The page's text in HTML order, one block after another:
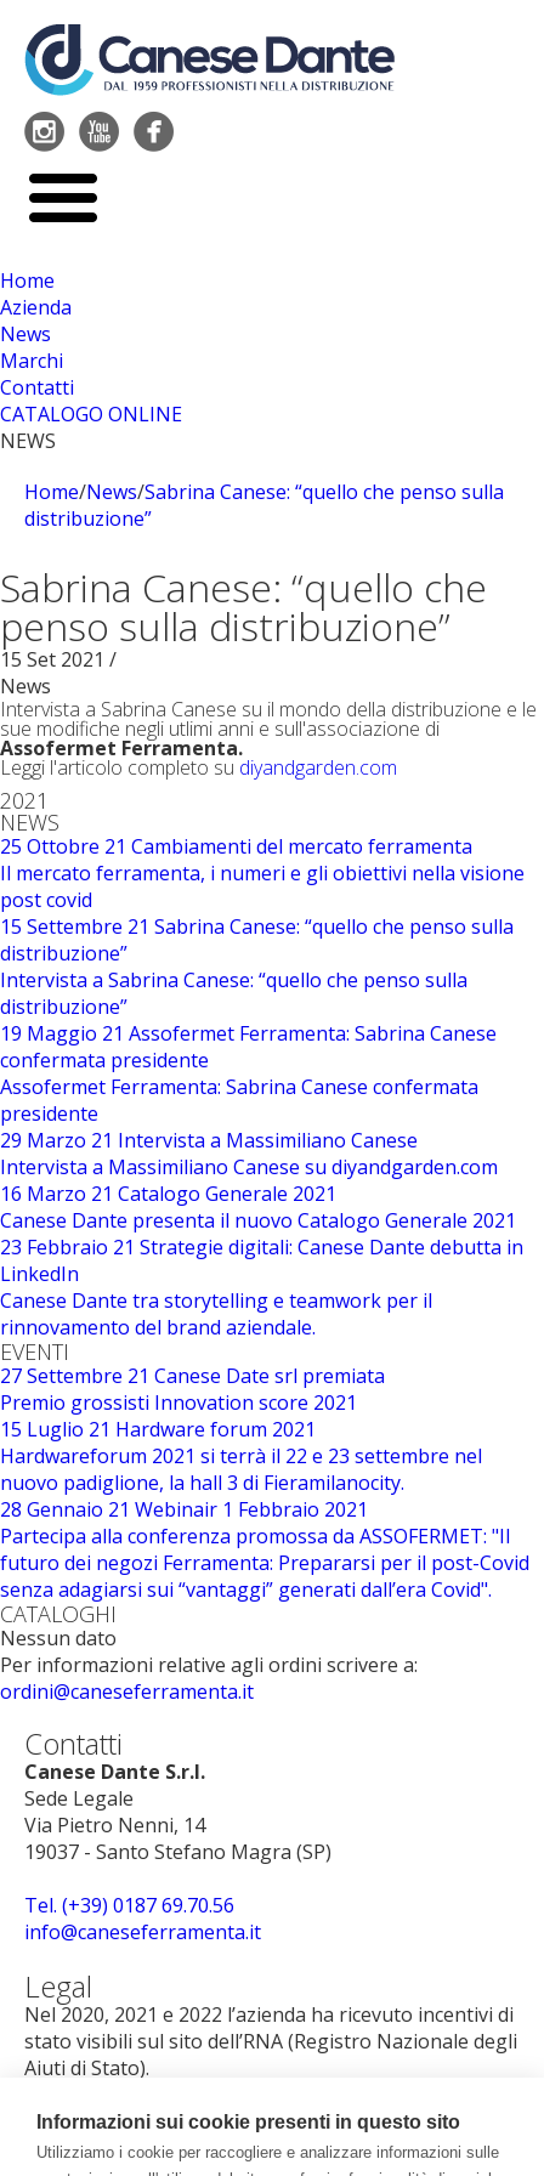
  
Home
Azienda
News
Marchi
Contatti
CATALOGO ONLINE
NEWS
Home/News/Sabrina Canese: “quello che penso sulla
distribuzione”
Sabrina Canese: “quello che
penso sulla distribuzione”
15 Set 2021 /
News
Intervista a Sabrina Canese su il mondo della distribuzione e le
sue modifiche negli utlimi anni e sull'associazione di
Assofermet Ferramenta.
Leggi l'articolo completo su diyandgarden.com
2021
NEWS
25 Ottobre 21 Cambiamenti del mercato ferramenta
Il mercato ferramenta, i numeri e gli obiettivi nella visione
post covid
15 Settembre 21 Sabrina Canese: “quello che penso sulla
distribuzione”
Intervista a Sabrina Canese: “quello che penso sulla
distribuzione”
19 Maggio 21 Assofermet Ferramenta: Sabrina Canese
confermata presidente
Assofermet Ferramenta: Sabrina Canese confermata
presidente
29 Marzo 21 Intervista a Massimiliano Canese
Intervista a Massimiliano Canese su diyandgarden.com
16 Marzo 21 Catalogo Generale 2021
Canese Dante presenta il nuovo Catalogo Generale 2021
23 Febbraio 21 Strategie digitali: Canese Dante debutta in
LinkedIn
Canese Dante tra storytelling e teamwork per il
rinnovamento del brand aziendale.
EVENTI
27 Settembre 21 Canese Date srl premiata
Premio grossisti Innovation score 2021
15 Luglio 21 Hardware forum 2021
Hardwareforum 2021 si terrà il 22 e 23 settembre nel
nuovo padiglione, la hall 3 di Fieramilanocity.
28 Gennaio 21 Webinair 1 Febbraio 2021
Partecipa alla conferenza promossa da ASSOFERMET: "Il
futuro dei negozi Ferramenta: Prepararsi per il post-Covid
senza adagiarsi sui “vantaggi” generati dall’era Covid".
CATALOGHI
Nessun dato
Per informazioni relative agli ordini scrivere a:
ordini@caneseferramenta.it
Contatti
Canese Dante S.r.l.
Sede Legale
Via Pietro Nenni, 14
19037 - Santo Stefano Magra (SP)
Tel. (+39) 0187 69.70.56
info@caneseferramenta.it
Legal
Nel 2020, 2021 e 2022 l’azienda ha ricevuto incentivi di
stato visibili sul sito dell’RNA (Registro Nazionale degli
Aiuti di Stato).
Iscritta al reg. Imp La Spezia nr. REA 75328
Cap. soc. i.v. 115.000 euro
Informazioni sui cookie presenti in questo sito
Utilizziamo i cookie per raccogliere e analizzare informazioni sulle